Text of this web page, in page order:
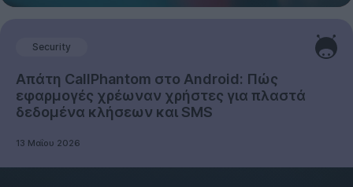
Security
Απάτη CallPhantom στο Android: Πώς
εφαρμογές χρέωναν χρήστες για πλαστά
δεδομένα κλήσεων και SMS
13 Μαΐου 2026